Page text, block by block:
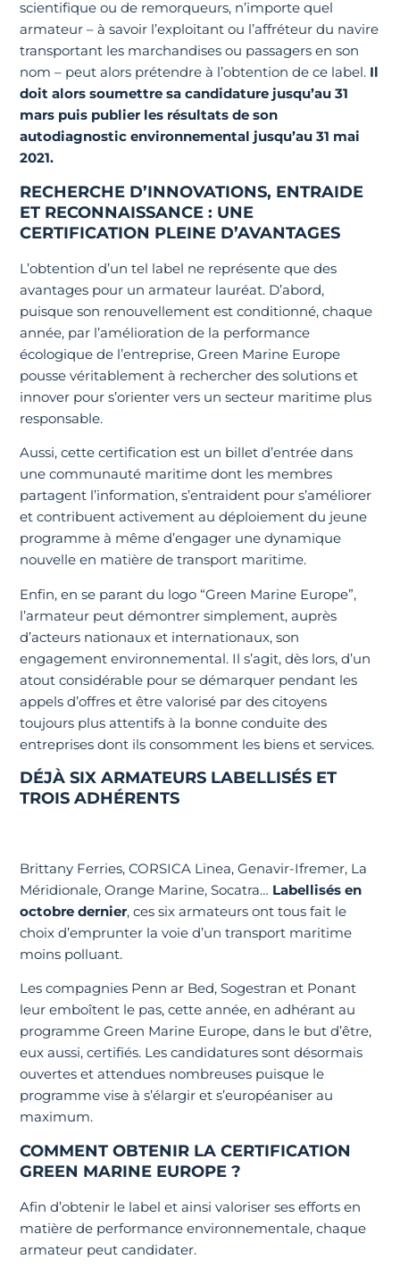
scientifique ou de remorqueurs, n’importe quel
armateur – à savoir l’exploitant ou l’affréteur du navire
transportant les marchandises ou passagers en son
nom – peut alors prétendre à l’obtention de ce label. Il
doit alors soumettre sa candidature jusqu’au 31
mars puis publier les résultats de son
autodiagnostic environnemental jusqu’au 31 mai
2021.
RECHERCHE D’INNOVATIONS, ENTRAIDE
ET RECONNAISSANCE : UNE
CERTIFICATION PLEINE D’AVANTAGES
L’obtention d’un tel label ne représente que des
avantages pour un armateur lauréat. D’abord,
puisque son renouvellement est conditionné, chaque
année, par l’amélioration de la performance
écologique de l’entreprise, Green Marine Europe
pousse véritablement à rechercher des solutions et
innover pour s’orienter vers un secteur maritime plus
responsable.
Aussi, cette certification est un billet d’entrée dans
une communauté maritime dont les membres
partagent l’information, s’entraident pour s’améliorer
et contribuent activement au déploiement du jeune
programme à même d’engager une dynamique
nouvelle en matière de transport maritime.
Enfin, en se parant du logo “Green Marine Europe”,
l’armateur peut démontrer simplement, auprès
d’acteurs nationaux et internationaux, son
engagement environnemental. Il s’agit, dès lors, d’un
atout considérable pour se démarquer pendant les
appels d’offres et être valorisé par des citoyens
toujours plus attentifs à la bonne conduite des
entreprises dont ils consomment les biens et services.
DÉJÀ SIX ARMATEURS LABELLISÉS ET
TROIS ADHÉRENTS
Brittany Ferries, CORSICA Linea, Genavir-Ifremer, La
Méridionale, Orange Marine, Socatra… Labellisés en
octobre dernier, ces six armateurs ont tous fait le
choix d’emprunter la voie d’un transport maritime
moins polluant.
Les compagnies Penn ar Bed, Sogestran et Ponant
leur emboîtent le pas, cette année, en adhérant au
programme Green Marine Europe, dans le but d’être,
eux aussi, certifiés. Les candidatures sont désormais
ouvertes et attendues nombreuses puisque le
programme vise à s’élargir et s’européaniser au
maximum.
COMMENT OBTENIR LA CERTIFICATION
GREEN MARINE EUROPE ?
Afin d’obtenir le label et ainsi valoriser ses efforts en
matière de performance environnementale, chaque
armateur peut candidater.